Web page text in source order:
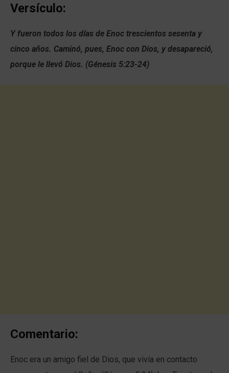
Versículo:
Y fueron todos los días de Enoc trescientos sesenta y
cinco años. Caminó, pues, Enoc con Dios, y desapareció,
porque le llevó Dios. (Génesis 5:23-24)
Comentario:
Enoc era un amigo fiel de Dios, que vivía en contacto